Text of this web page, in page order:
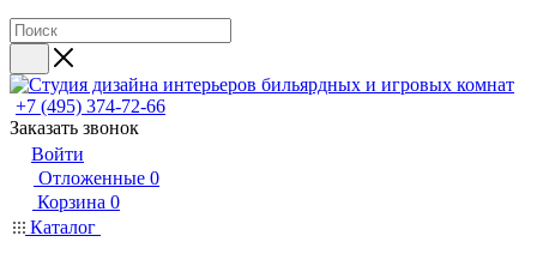
+7 (495) 374-72-66
Заказать звонок
Войти
Отложенные 0
Корзина 0
Каталог